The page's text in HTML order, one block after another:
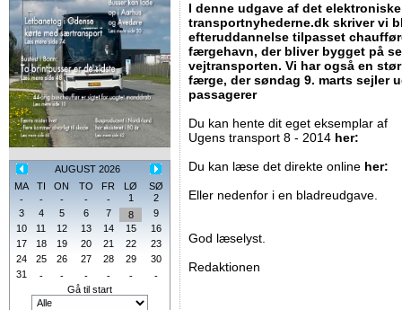
AUGUST 2026
MA
TI ON TO FR LØ
SØ
-
- - - - 1
2
3
4 5 6 7 8
9
10
11 12 13 14 15
16
17
18 19 20 21 22
23
24
25 26 27 28 29
30
31
- - - - -
-
Gå til start
I denne udgave af det
transportnyhederne.dk skriver vi
efteruddannelse tilpasset
færgehavn, der bliver bygget på
vejtransporten. Vi har også en
færge, der søndag 9. marts sejler
passagerer
Du kan hente dit eget eksemplar af
Ugens transport 8 - 2014 her:
Du kan læse det direkte online her:
Eller nedenfor i en bladreudgave.
God læselyst.
Redaktionen